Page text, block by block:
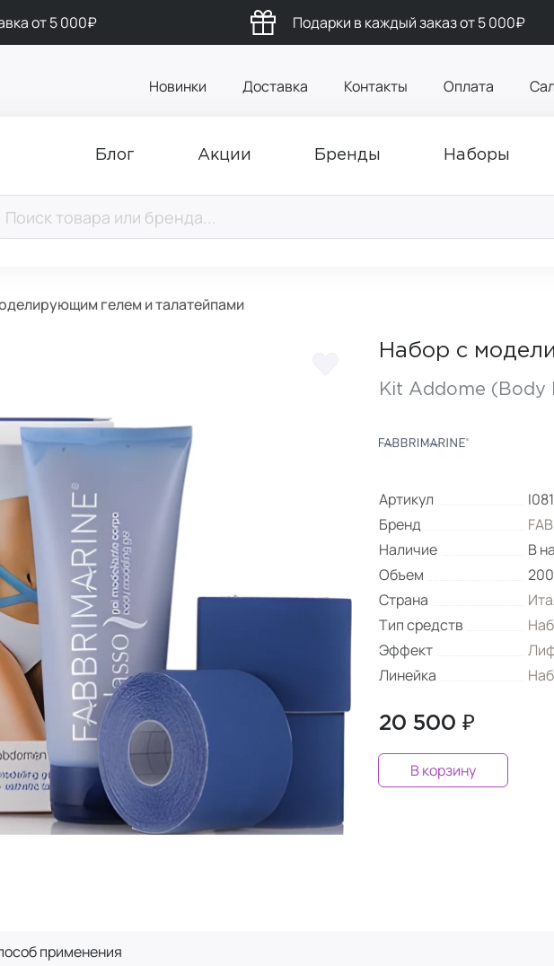
от 5 000₽ Подарки в каждый заказ от 5 000₽
Новинки Доставка Контакты Оплата
Блог Акции Бренды Наборы
гелем и талатейпами
Набор с
Kit Addome (Body
Артикул
Бренд
Наличие
В
Объем
Страна
Тип средств
Эффект
Линейка
20 500 ₽
В корзину
применения